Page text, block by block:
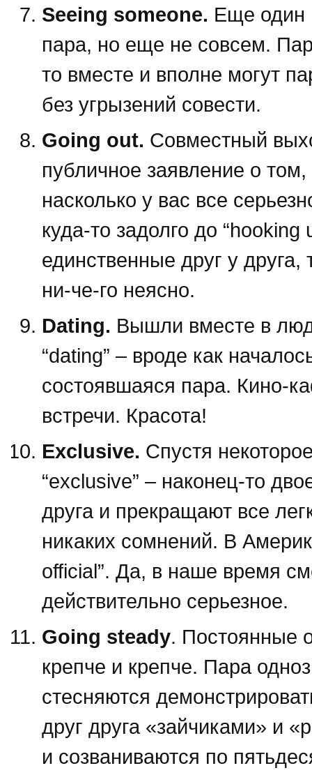
Seeing someone. Еще один
пара, но еще не совсем.
то вместе и вполне могут
без угрызений совести.
Going out. Совместный
публичное заявление о
насколько у вас все
куда-то задолго до
единственные друг у
ни-че-го неясно.
Dating. Вышли вместе в
“dating” – вроде как
состоявшаяся пара. Кино-
встречи. Красота!
Exclusive. Спустя
“exclusive” – наконец-то
друга и прекращают все
никаких сомнений. В
official”. Да, в наше время
действительно серьезное.
Going steady. Постоянные
крепче и крепче. Пара
стесняются
друг друга «зайчиками» и
и созваниваются по